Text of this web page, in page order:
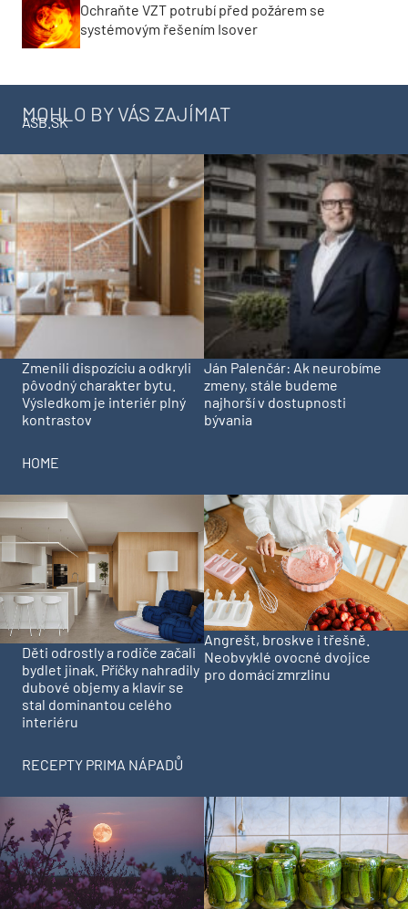
Ochraňte VZT potrubí před požárem se
systémovým řešením Isover
MOHLO BY VÁS ZAJÍMAT
ASB.SK
Zmenili dispozíciu a odkryli
pôvodný charakter bytu.
Výsledkom je interiér plný
kontrastov
Ján Palenčár: Ak neurobíme
zmeny, stále budeme
najhorší v dostupnosti
bývania
HOME
Děti odrostly a rodiče začali
bydlet jinak. Příčky nahradily
dubové objemy a klavír se
stal dominantou celého
interiéru
Angrešt, broskve i třešně.
Neobvyklé ovocné dvojice
pro domácí zmrzlinu
RECEPTY PRIMA NÁPADŮ